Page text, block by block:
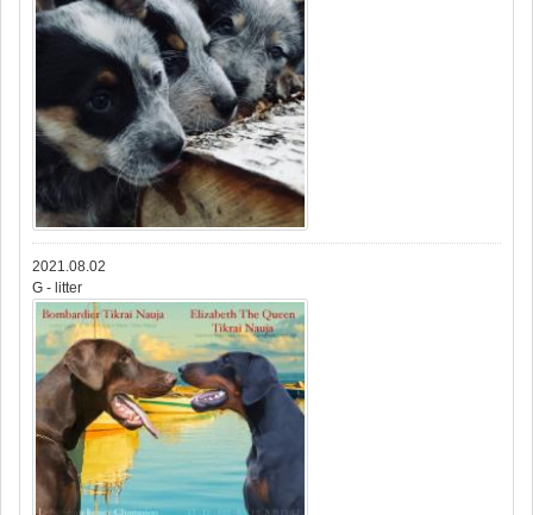
2021.08.02
G - litter